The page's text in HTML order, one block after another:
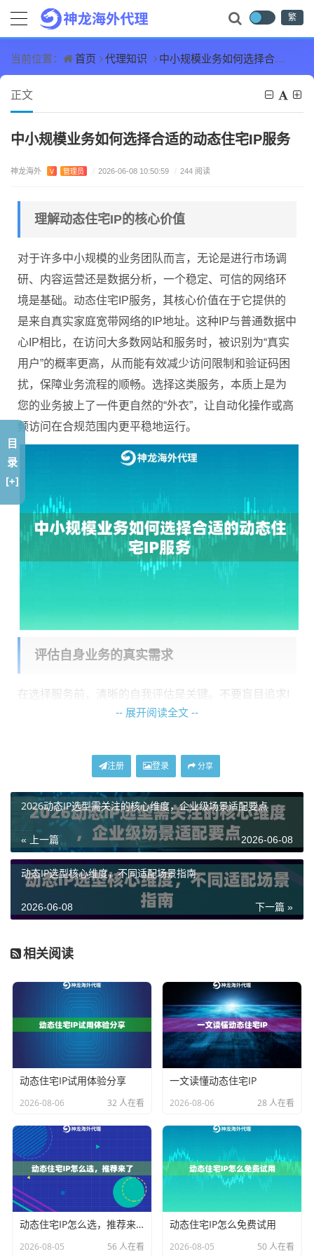
繁
当前位置： 首页 代理知识 中小规模业务如何选择合适的动态住宅IP服务
正文
中小规模业务如何选择合适的动态住宅IP服务
神龙海外 V 管理员 / 2026-06-08 10:50:59 / 244 阅读
理解动态住宅IP的核心价值
对于许多中小规模的业务团队而言，无论是进行市场调
研、内容运营还是数据分析，一个稳定、可信的网络环
境是基础。动态住宅IP服务，其核心价值在于它提供的
是来自真实家庭宽带网络的IP地址。这种IP与普通数据中
心IP相比，在访问大多数网站和服务时，被识别为“真实
用户”的概率更高，从而能有效减少访问限制和验证码困
扰，保障业务流程的顺畅。选择这类服务，本质上是为
您的业务披上了一件更自然的“外衣”，让自动化操作或高
频访问在合规范围内更平稳地运行。
评估自身业务的真实需求
在选择服务前，清晰的自我评估是关键。不要盲目追求I
P数量或覆盖广度，而应聚焦于业务本身。您可以问自己
务是短时、高并发的任务，还是需要单IP长时间在线的
持续性工作？对网络带宽和流量的消耗预估有多大？例
如，如果您只是需要定时查看几个特定国家的电商平台
价格，那么对IP池规模和流量的需求就远低于需要7x24
小时不间断采集全网公开信息的AI数据训练团队。明确
这些点，才能找到性价比最高的方案。
对比不同套餐的匹配度
了不同规模的需求。中小业务可以根据以下要点对号入
座：
动态住宅IP（全面型）
：这是大多数起步和中等规模业
务的优选。它覆盖了美国、日本、英国、韩国等主流市
场，支持按城市精准定位，IP具备高匿名性。其会话时
长可在1到120分钟间灵活设置，非常适合诸如亚马逊店
衡。
不限量代理IP：如果您的业务属于“数据饥渴型”或“高并发
型”，这个选项值得重点考虑。它提供专属IP池，在有效
期内不限制使用的IP数量和流量消耗，并拥有超高带
宽。这特别适合大规模、持续性的数据采集（如市场调
研、AI训练数据收集）、自动化内容分发以及长期高流
-- 展开阅读全文 --
注册 登录 分享
2026动态IP选型需关注的核心维度，企业级场景适配要点
« 上一篇 2026-06-08
动态IP选型核心维度，不同适配场景指南
下一篇 »
2026-06-08
相关阅读
动态住宅IP试用体验分享
2026-08-06 32 人在看
一文读懂动态住宅IP
2026-08-06 28 人在看
动态住宅IP怎么选，推荐来了
2026-08-05 56 人在看
动态住宅IP怎么免费试用
2026-08-05 50 人在看
目
录
[+]